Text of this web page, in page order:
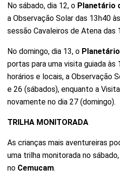
No sábado, dia 12, o Planetário
a Observação Solar das 13h40
sessão Cavaleiros de Atena das
No domingo, dia 13, o
portas para uma visita guiada às
horários e locais, a Observação
e 26 (sábados), enquanto a
novamente no dia 27 (domingo).
TRILHA MONITORADA
As crianças mais aventureiras
uma trilha monitorada no
no Cemucam.